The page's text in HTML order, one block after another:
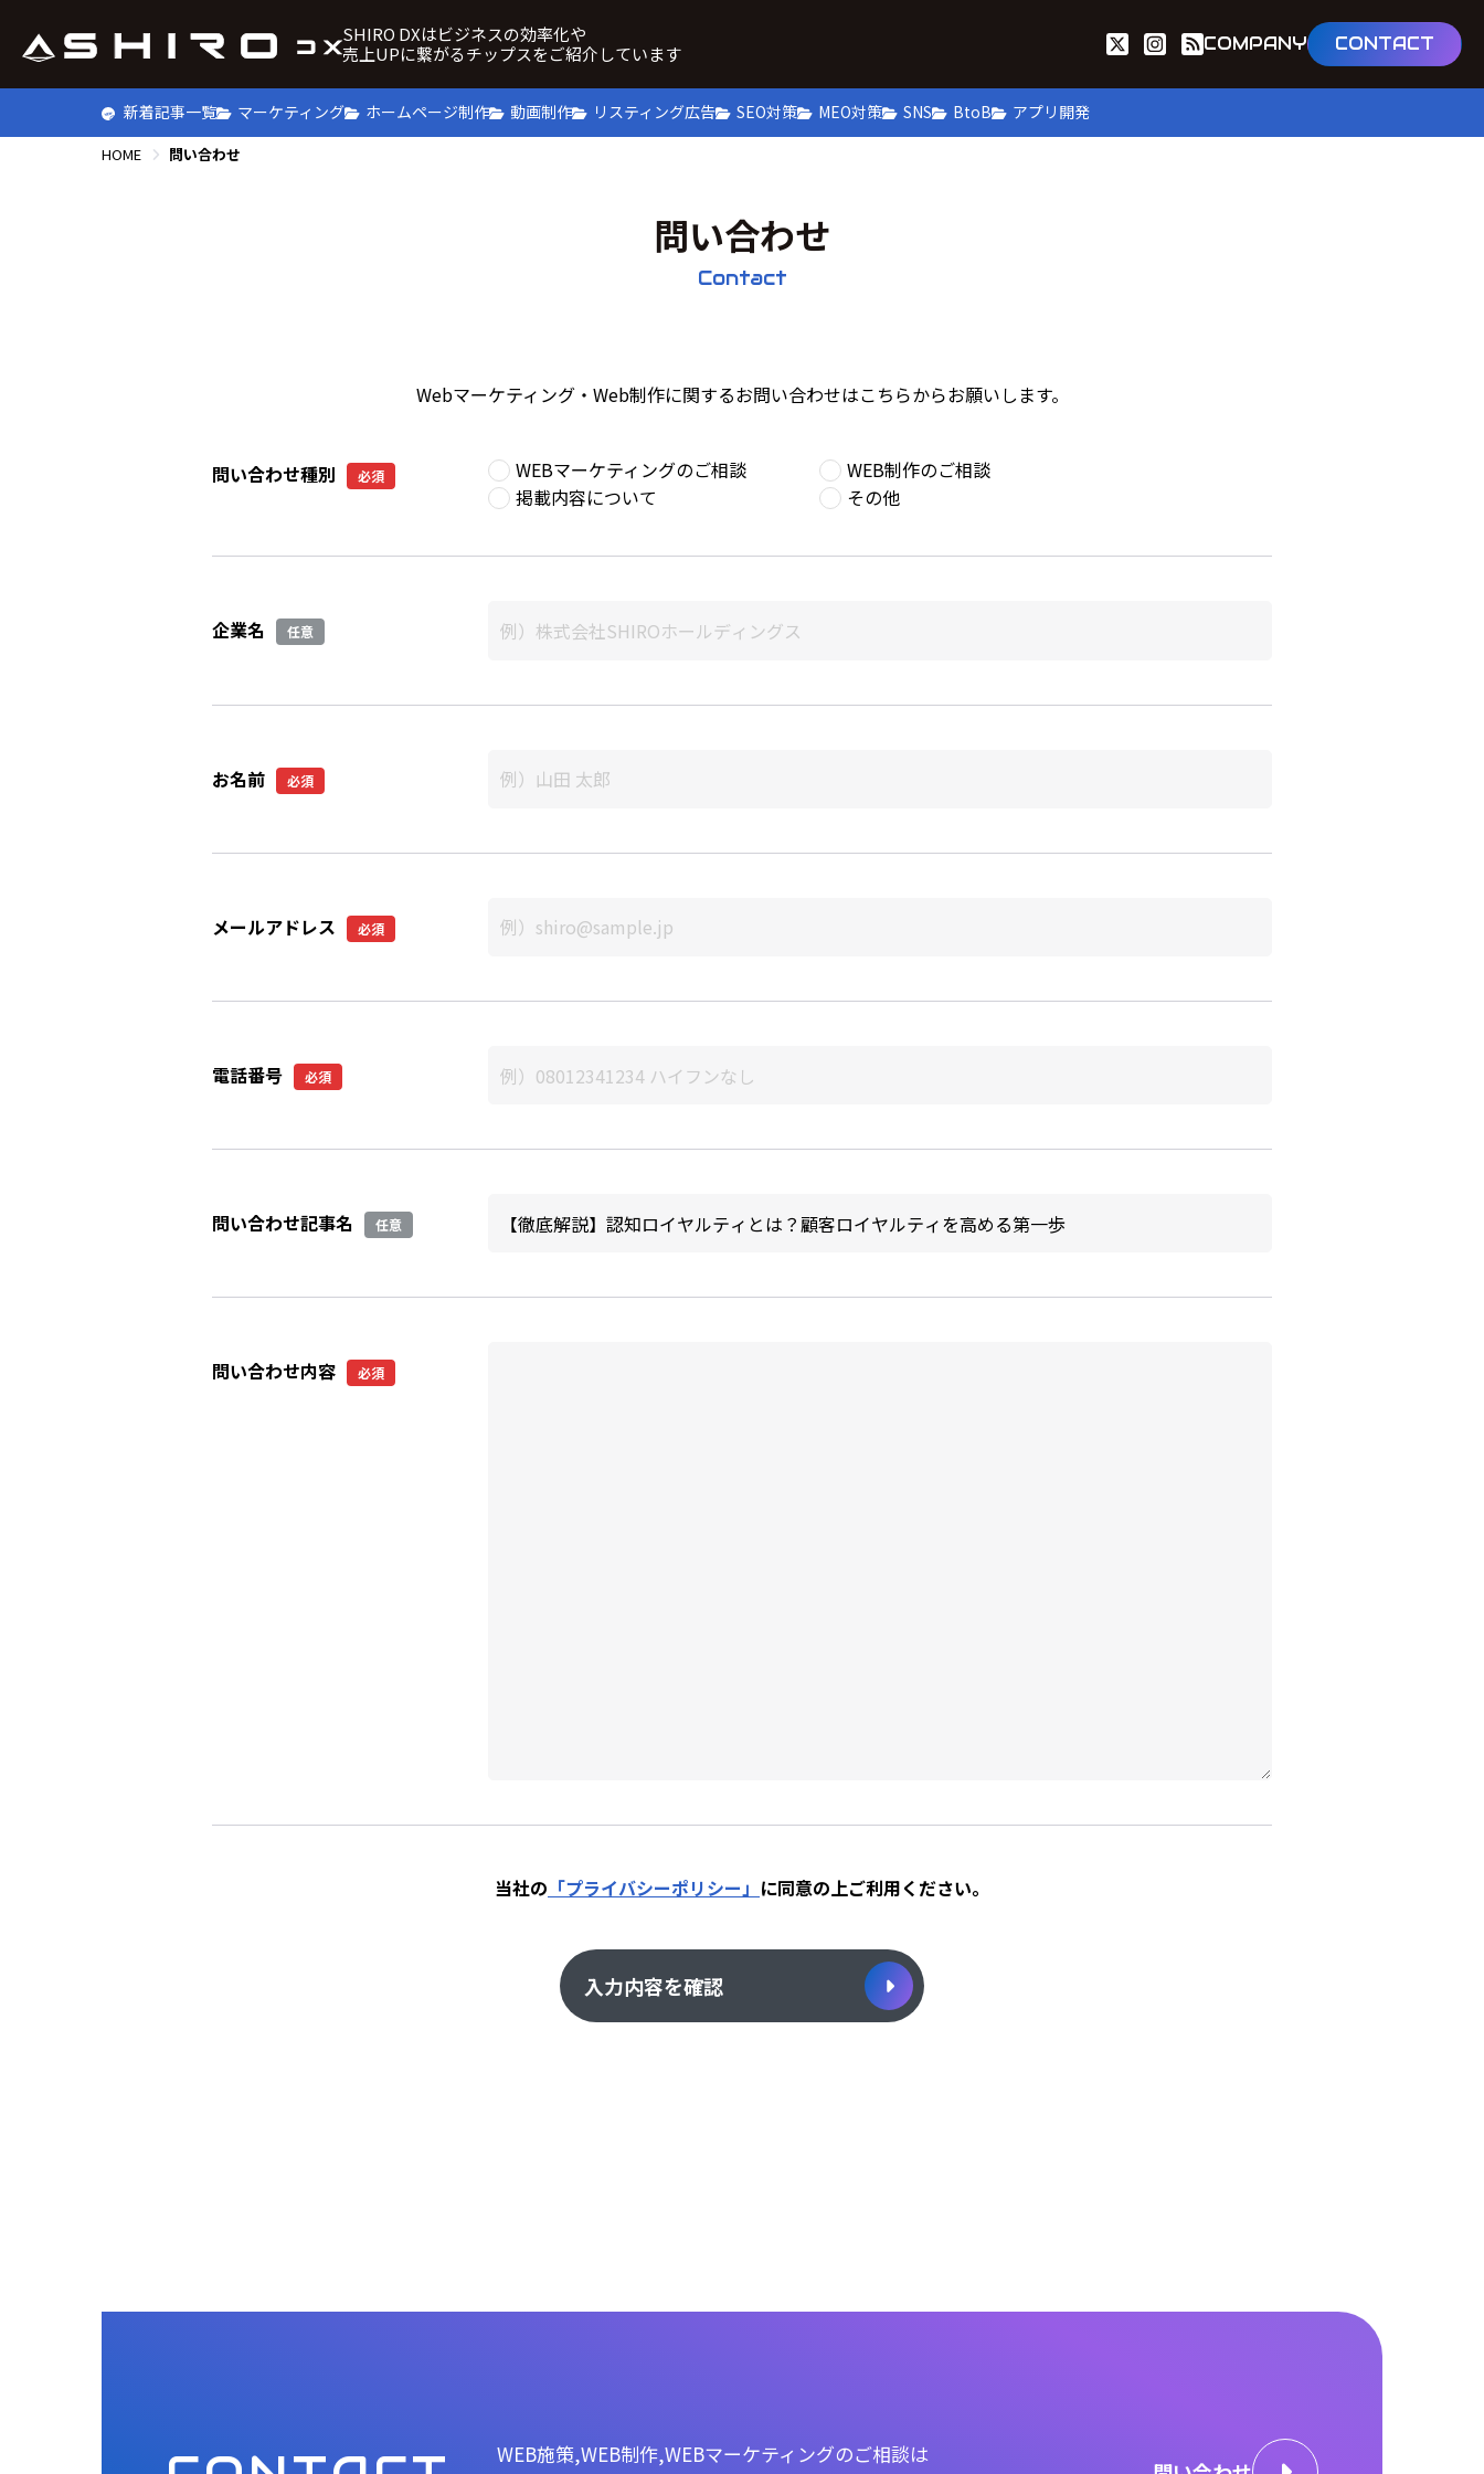
SHIRO DXはビジネスの効率化や
売上UPに繋がるチップスをご紹介しています
COMPANY CONTACT
新着記事一覧 マーケティング ホームページ制作 動画制作 リスティング広告 SEO対策 MEO対策 SNS BtoB アプリ開発
HOME 問い合わせ
問い合わせ
Contact
Webマーケティング・Web制作に関するお問い合わせはこちらからお願いします。
問い合わせ種別 必須 WEBマーケティングのご相談
WEB制作のご相談
掲載内容について
その他
企業名 任意
お名前 必須
メールアドレス 必須
電話番号 必須
問い合わせ記事名 任意
問い合わせ内容 必須
当社の 「プライバシーポリシー」 に同意の上ご利用ください。
入力内容を確認
WEB施策,WEB制作,WEBマーケティングのご相談は